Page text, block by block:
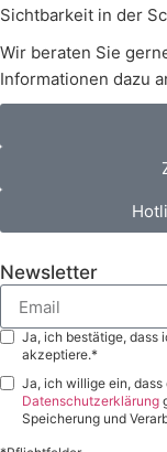
Sichtbarkeit in der
Wir beraten Sie
Informationen dazu
Newsletter
Ja, ich bestätige, dass
akzeptiere.*
Ja, ich willige ein,
Datenschutzerklärung
Speicherung und